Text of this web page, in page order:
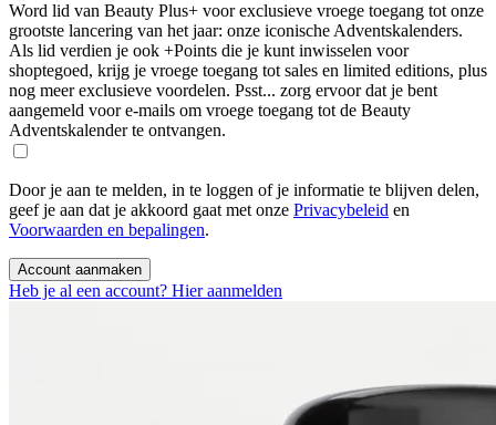
Word lid van Beauty Plus+ voor exclusieve vroege toegang tot onze
grootste lancering van het jaar: onze iconische Adventskalenders.
Als lid verdien je ook +Points die je kunt inwisselen voor
shoptegoed, krijg je vroege toegang tot sales en limited editions, plus
nog meer exclusieve voordelen. Psst... zorg ervoor dat je bent
aangemeld voor e-mails om vroege toegang tot de Beauty
Adventskalender te ontvangen.
Door je aan te melden, in te loggen of je informatie te blijven delen,
geef je aan dat je akkoord gaat met onze Privacybeleid en
Voorwaarden en bepalingen.
Account aanmaken
Heb je al een account? Hier aanmelden